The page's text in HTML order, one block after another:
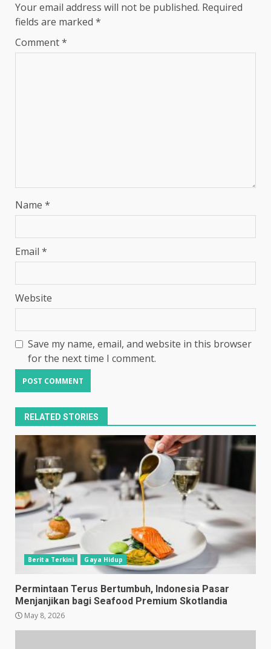
Your email address will not be published. Required
fields are marked *
Comment*
Name *
Email *
Website
Save my name, email, and website in this browser
for the next time I comment.
RELATED STORIES
Berita Terkini Gaya Hidup
Permintaan Terus Bertumbuh, Indonesia Pasar
Menjanjikan bagi Seafood Premium Skotlandia
May 8, 2026